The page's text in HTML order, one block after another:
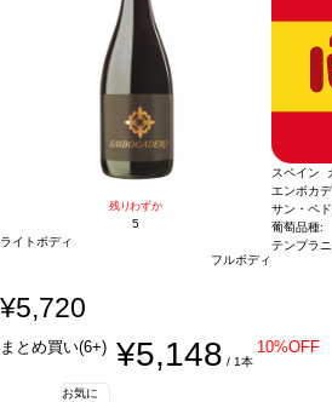
残りわずか
5
ライトボディ
フルボディ
スペイン
エンボカ
サン・ペ
葡萄品種:
テンプラ
¥5,720
まとめ買い(6+) ¥5,148 / 1本
10%OFF
お気に